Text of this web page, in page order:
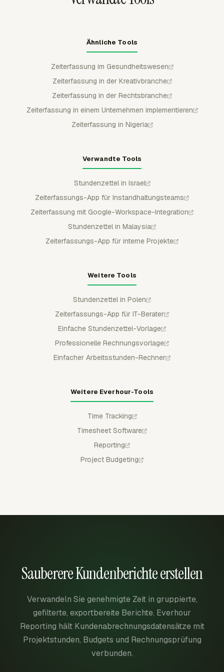
Ähnliche Tools
Zeiterfassung im Gesundheitswesen
Zeiterfassung in der Kreativbranche
Zeiterfassung in der Rechtsbranche
Zeiterfassung in einem Unternehmen implementieren
Zeiterfassung in Nigeria
Verwandte Tools
Stundenzettel in Israel
Zeiterfassungs-App für Instandhaltungsteams
Zeiterfassung mit Google-Workspace-Integration
Stundenzettel in Malaysia
Zeiterfassungs-App für interne Projekte
Weitere Tools
Stundenzettel in Polen
Zeiterfassungs-App für IT-Berater
Einfache Stundenzettel-Vorlage
Professionelle Rechnungsvorlage
Einfacher Arbeitsstunden-Rechner
Weitere Everhour-Tools
Time Tracking
Timesheet Software
Reporting
Project Budgeting
Sauberere Kundenberichte erstellen
Verwandeln Sie genehmigte Zeit in gruppierte,
gefilterte, exportbereite Berichte. Everhour
Reporting hält Kundenabrechnungsdatensätze mit
Projektstunden, Budgets und Rechnungsprüfung
verbunden.